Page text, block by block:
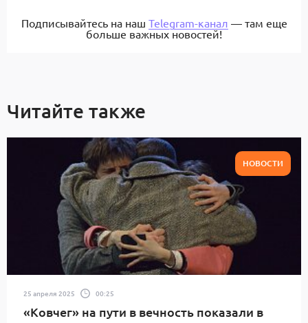
Подписывайтесь на наш Telegram-канал — там еще
больше важных новостей!
Читайте также
НОВОСТИ
25 апреля 2025 00:25
«Ковчег» на пути в вечность показали в